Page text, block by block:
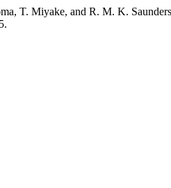
T. Miyake, and R. M. K.